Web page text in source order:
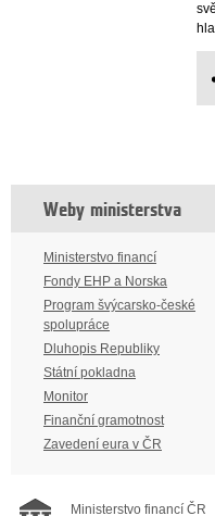
Weby ministerstva
Ministerstvo financí
Fondy EHP a Norska
Program švýcarsko-české
spolupráce
Dluhopis Republiky
Státní pokladna
Monitor
Finanční gramotnost
Zavedení eura v ČR
Ministerstvo financí ČR